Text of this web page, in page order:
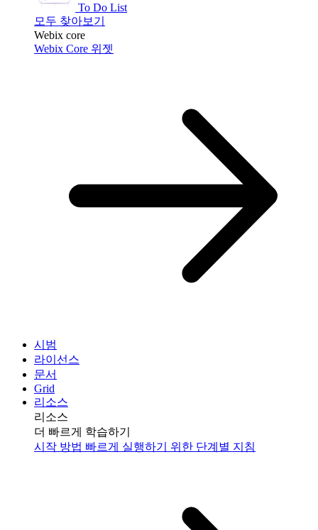
To Do List
모두 찾아보기
Webix core
Webix Core 위젯
시범
라이선스
문서
Grid
리소스
리소스
더 빠르게 학습하기
시작 방법 빠르게 실행하기 위한 단계별 지침